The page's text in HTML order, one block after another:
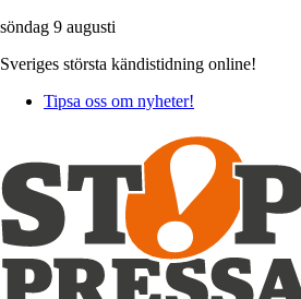
söndag 9 augusti
Sveriges största kändistidning online!
Tipsa oss om nyheter!